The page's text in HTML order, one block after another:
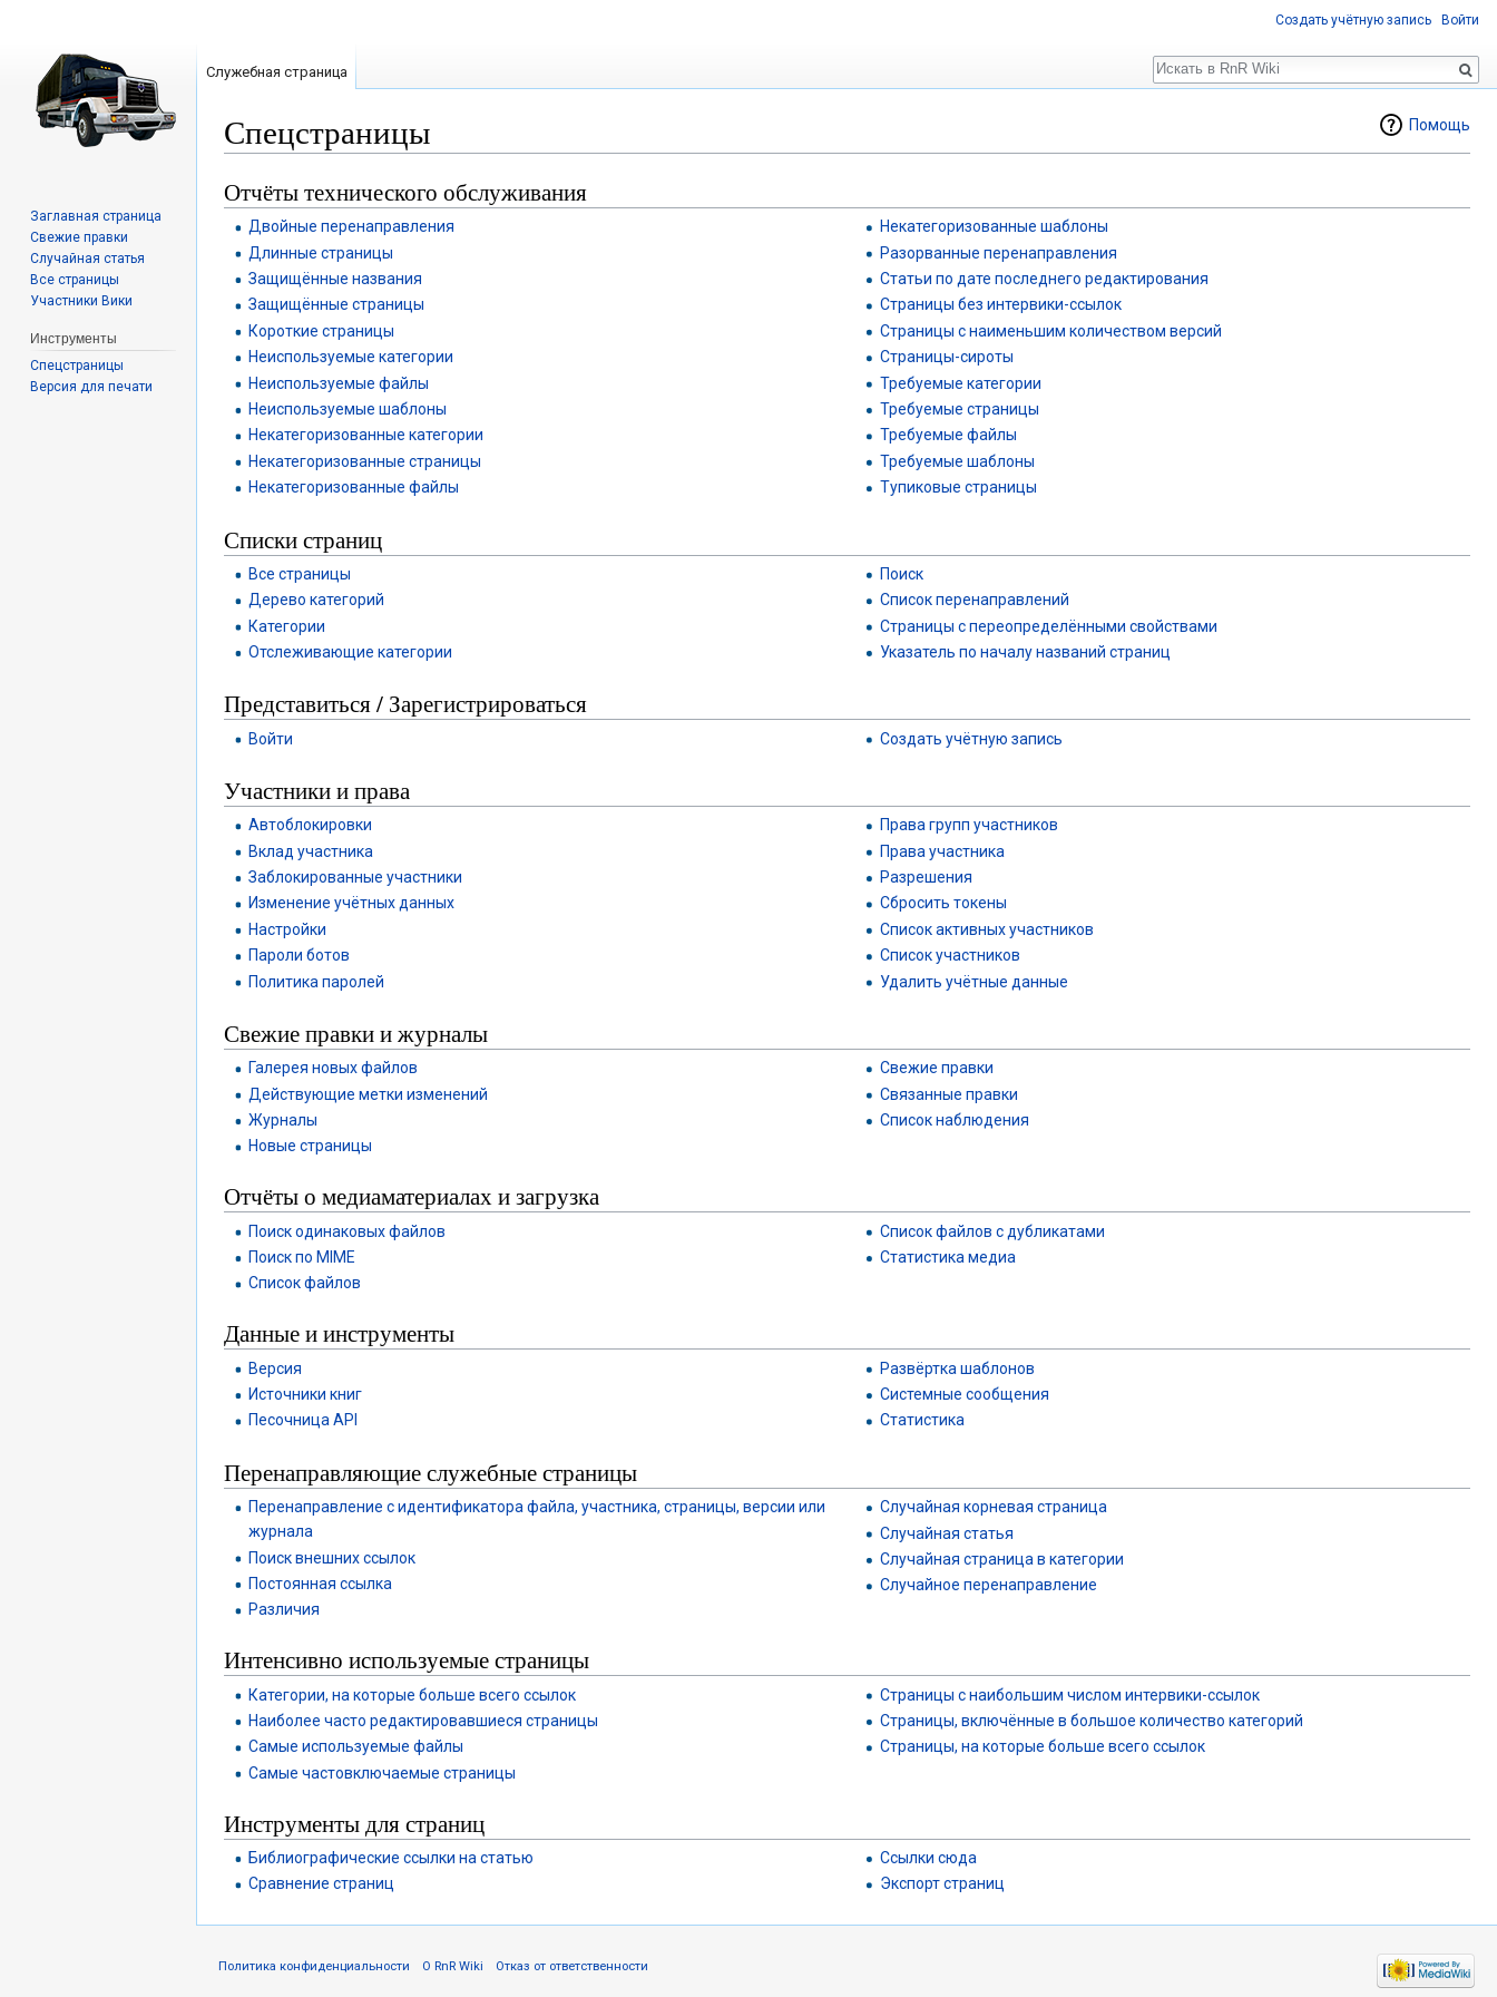
Помощь
Спецстраницы
Перейти
к
навигации
Перейти
к
поиску
Отчёты технического обслуживания
Двойные перенаправления
Длинные страницы
Защищённые названия
Защищённые страницы
Короткие страницы
Неиспользуемые категории
Неиспользуемые файлы
Неиспользуемые шаблоны
Некатегоризованные категории
Некатегоризованные страницы
Некатегоризованные файлы
Некатегоризованные шаблоны
Разорванные перенаправления
Статьи по дате последнего редактирования
Страницы без интервики-ссылок
Страницы с наименьшим количеством версий
Страницы-сироты
Требуемые категории
Требуемые страницы
Требуемые файлы
Требуемые шаблоны
Тупиковые страницы
Списки страниц
Все страницы
Дерево категорий
Категории
Отслеживающие категории
Поиск
Список перенаправлений
Страницы с переопределёнными свойствами
Указатель по началу названий страниц
Представиться / Зарегистрироваться
Войти Создать учётную запись
Участники и права
Автоблокировки
Вклад участника
Заблокированные участники
Изменение учётных данных
Настройки
Пароли ботов
Политика паролей
Права групп участников
Права участника
Разрешения
Сбросить токены
Список активных участников
Список участников
Удалить учётные данные
Свежие правки и журналы
Галерея новых файлов
Действующие метки изменений
Журналы
Новые страницы
Свежие правки
Связанные правки
Список наблюдения
Отчёты о медиаматериалах и загрузка
Поиск одинаковых файлов
Поиск по MIME
Список файлов
Список файлов с дубликатами
Статистика медиа
Данные и инструменты
Версия
Источники книг
Песочница API
Развёртка шаблонов
Системные сообщения
Статистика
Перенаправляющие служебные страницы
Перенаправление с идентификатора файла, участника, страницы, версии или
журнала
Поиск внешних ссылок
Постоянная ссылка
Различия
Случайная корневая страница
Случайная статья
Случайная страница в категории
Случайное перенаправление
Интенсивно используемые страницы
Категории, на которые больше всего ссылок
Наиболее часто редактировавшиеся страницы
Самые используемые файлы
Самые частовключаемые страницы
Страницы с наибольшим числом интервики-ссылок
Страницы, включённые в большое количество категорий
Страницы, на которые больше всего ссылок
Инструменты для страниц
Библиографические ссылки на статью
Сравнение страниц
Ссылки сюда
Экспорт страниц
Создать учётную запись Войти
Служебная страница
Поиск
Заглавная страница
Свежие правки
Случайная статья
Все страницы
Участники Вики
Инструменты
Спецстраницы
Версия для печати
Политика конфиденциальности О RnR Wiki Отказ от ответственности